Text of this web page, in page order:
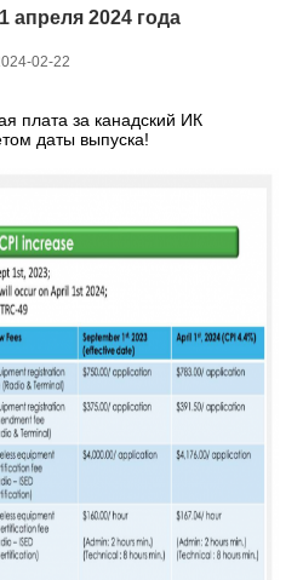
апреля 2024 года
02-22
плата за канадский ИК
даты выпуска!